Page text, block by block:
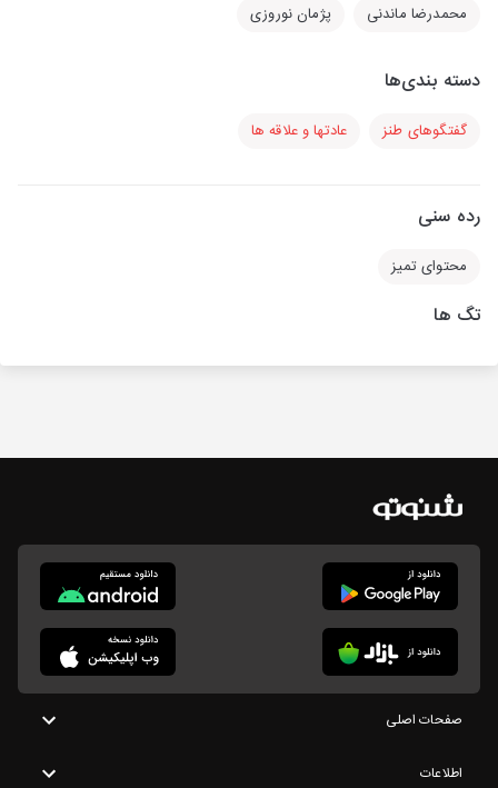
محمدرضا ماندنی پژمان نوروزی
دسته بندی‌ها
گفتگوهای طنز عادتها و علاقه ها
رده سنی
محتوای تمیز
تگ ها
صفحات اصلی
اطلاعات